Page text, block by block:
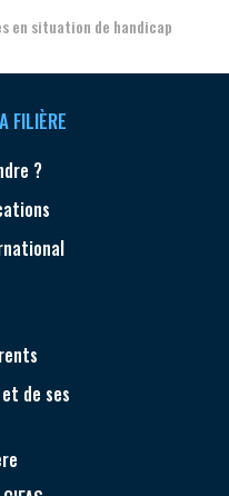
situation de handicap
FILIÈRE
?
de ses